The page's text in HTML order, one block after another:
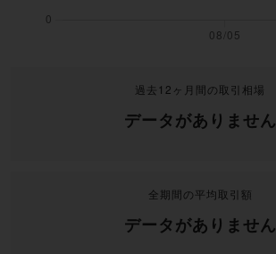
過去12ヶ月間の取引相場
データがありません
全期間の平均取引額
データがありません